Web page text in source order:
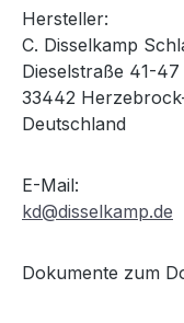
Hersteller:
C. Disselkamp
Dieselstraße 41-47
33442
Deutschland
E-Mail:
kd@disselkamp.de
Dokumente zum